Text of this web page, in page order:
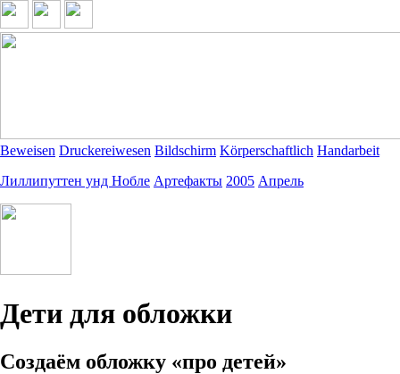
Beweisen Druckereiwesen Bildschirm Körperschaftlich Handarbeit
Лиллипуттен унд Нобле Артефакты 2005 Апрель
Дети для обложки
Создаём обложку «про детей»